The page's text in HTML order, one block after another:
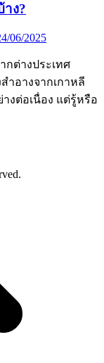
าง?
06/2025
ต่างประเทศ
ำอางจากเกาหลี
งต่อเนื่อง แต่รู้หรือ